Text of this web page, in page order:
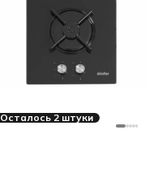
Осталось 2 штуки